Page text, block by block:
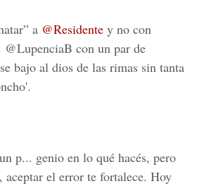
a @Residente y no con
@LupenciaB con un par de
bajo al dios de las rimas sin tanta
p... genio en lo qué hacés, pero
aceptar el error te fortalece. Hoy